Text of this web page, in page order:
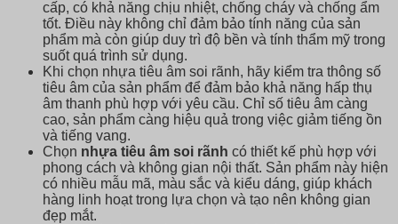
cấp, có khả năng chịu nhiệt, chống cháy và chống ẩm
tốt. Điều này không chỉ đảm bảo tính năng của sản
phẩm mà còn giúp duy trì độ bền và tính thẩm mỹ trong
suốt quá trình sử dụng.
Khi chọn nhựa tiêu âm soi rãnh, hãy kiểm tra thông số
tiêu âm của sản phẩm để đảm bảo khả năng hấp thụ
âm thanh phù hợp với yêu cầu. Chỉ số tiêu âm càng
cao, sản phẩm càng hiệu quả trong việc giảm tiếng ồn
và tiếng vang.
Chọn nhựa tiêu âm soi rãnh có thiết kế phù hợp với
phong cách và không gian nội thất. Sản phẩm này hiện
có nhiều mẫu mã, màu sắc và kiểu dáng, giúp khách
hàng linh hoạt trong lựa chọn và tạo nên không gian
đẹp mắt.